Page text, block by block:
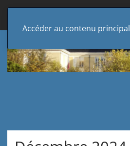
Accéder au contenu principal